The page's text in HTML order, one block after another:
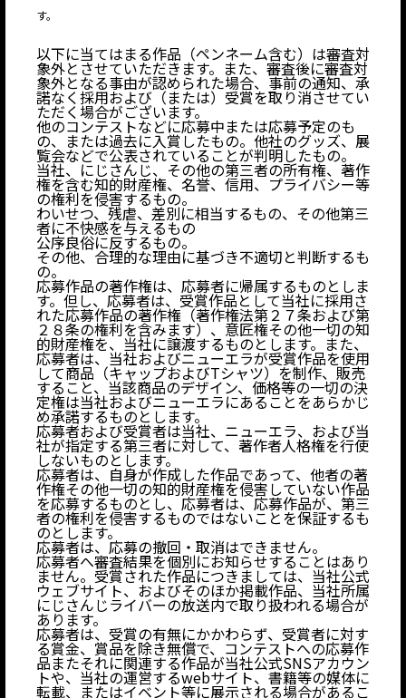
す。
以下に当てはまる作品（ペンネーム含む）は審査対
象外とさせていただきます。また、審査後に審査対
象外となる事由が認められた場合、事前の通知、承
諾なく採用および（または）受賞を取り消させてい
ただく場合がございます。
他のコンテストなどに応募中または応募予定のも
の、または過去に入賞したもの。他社のグッズ、展
覧会などで公表されていることが判明したもの。
当社、にじさんじ、その他の第三者の所有権、著作
権を含む知的財産権、名誉、信用、プライバシー等
の権利を侵害するもの。
わいせつ、残虐、差別に相当するもの、その他第三
者に不快感を与えるもの
公序良俗に反するもの。
その他、合理的な理由に基づき不適切と判断するも
の。
応募作品の著作権は、応募者に帰属するものとしま
す。但し、応募者は、受賞作品として当社に採用さ
れた応募作品の著作権（著作権法第２７条および第
２８条の権利を含みます）、意匠権その他一切の知
的財産権を、当社に譲渡するものとします。また、
応募者は、当社およびニューエラが受賞作品を使用
して商品（キャップおよびTシャツ）を制作、販売
すること、当該商品のデザイン、価格等の一切の決
定権は当社およびニューエラにあることをあらかじ
め承諾するものとします。
応募者および受賞者は当社、ニューエラ、および当
社が指定する第三者に対して、著作者人格権を行使
しないものとします。
応募者は、自身が作成した作品であって、他者の著
作権その他一切の知的財産権を侵害していない作品
を応募するものとし、応募者は、応募作品が、第三
者の権利を侵害するものではないことを保証するも
のとします。
応募者は、応募の撤回・取消はできません。
応募者へ審査結果を個別にお知らせすることはあり
ません。受賞された作品につきましては、当社公式
ウェブサイト、およびそのほか掲載作品、当社所属
にじさんじライバーの放送内で取り扱われる場合が
あります。
応募者は、受賞の有無にかかわらず、受賞者に対す
る賞金、賞品を除き無償で、コンテストへの応募作
品またそれに関連する作品が当社公式SNSアカウン
トや、当社の運営するwebサイト、書籍等の媒体に
転載、またはイベント等に展示される場合があるこ